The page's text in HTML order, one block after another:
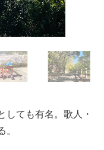
しても有名。歌人・